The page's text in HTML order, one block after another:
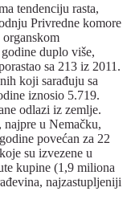
tendenciju rasta,
Privredne komore
duplo više,
sa 213 iz 2011.
koji sarađuju sa
iznosio 5.719.
odlazi iz zemlje.
u Nemačku,
povećan za 22
su izvezene u
kupine (1,9 miliona
najzastupljeniji